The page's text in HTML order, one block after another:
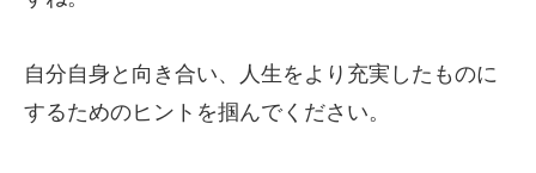
自分自身と向き合い、人生をより充実したものに
するためのヒントを掴んでください。